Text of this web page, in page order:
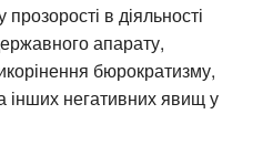
в діяльності
апарату,
бюрократизму,
інших негативних явищ у